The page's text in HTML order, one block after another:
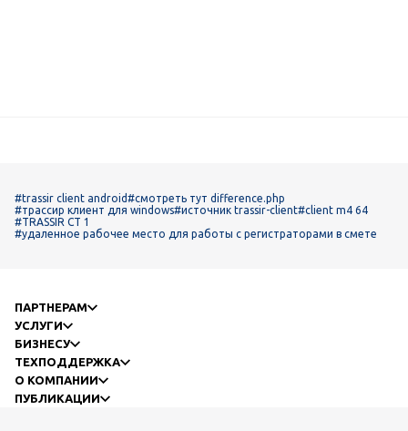
#trassir client android#смотреть тут difference.php
#трассир клиент для windows#источник trassir-client#client m4 64
#TRASSIR CT 1
#удаленное рабочее место для работы с регистраторами в смете
ПАРТНЕРАМ
УСЛУГИ
БИЗНЕСУ
ТЕХПОДДЕРЖКА
О КОМПАНИИ
ПУБЛИКАЦИИ